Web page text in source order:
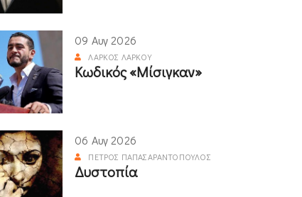
09 Αυγ 2026
ΛΆΡΚΟΣ ΛΆΡΚΟΥ
Κωδικός «Μίσιγκαν»
06 Αυγ 2026
ΠΈΤΡΟΣ ΠΑΠΑΣΑΡΑΝΤΌΠΟΥΛΟΣ
Δυστοπία